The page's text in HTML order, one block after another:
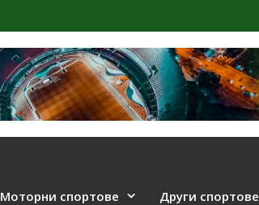
Моторни спортове Други спортове